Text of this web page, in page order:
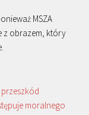
MSZA
z obrazem, który
przeszkód
moralnego